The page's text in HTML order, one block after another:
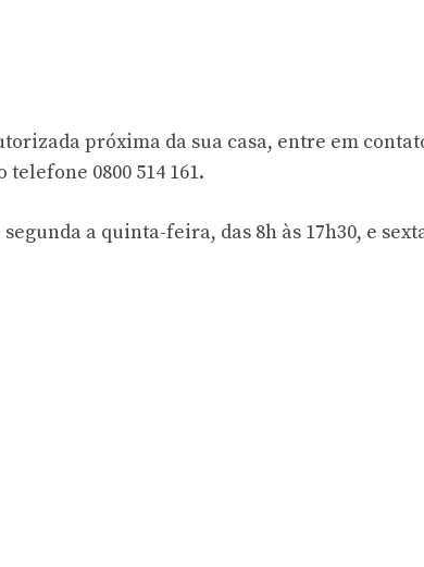
próxima da sua casa, entre em
0800 514 161.
a quinta-feira, das 8h às 17h30, e